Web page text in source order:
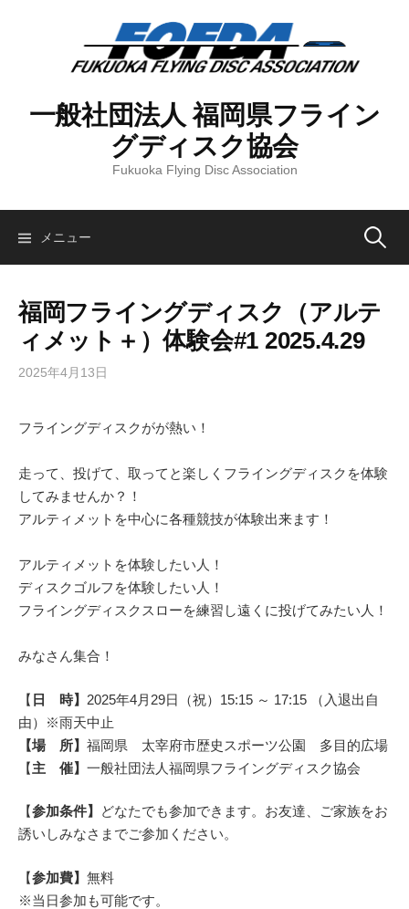
一般社団法人 福岡県フライン
グディスク協会
Fukuoka Flying Disc Association
メニュー 検
福岡フライングディスク（アルテ
ィメット＋）体験会#1 2025.4.29
2025年4月13日
フライングディスクがが熱い！
走って、投げて、取ってと楽しくフライングディスクを体験
してみませんか？！
アルティメットを中心に各種競技が体験出来ます！
アルティメットを体験したい人！
ディスクゴルフを体験したい人！
フライングディスクスローを練習し遠くに投げてみたい人！
みなさん集合！
【 日 時】 2025年4月29日（祝）15:15 ～ 17:15 （入退出自
由）※雨天中止
【場 所】 福岡県 太宰府市歴史スポーツ公園 多目的広場
【主 催】 一般社団法人福岡県フライングディスク協会
【参加条件】
どなたでも参加できます。お友達、ご家族をお
誘いしみなさまでご参加ください。
【参加費】 無料
※当日参加も可能です。